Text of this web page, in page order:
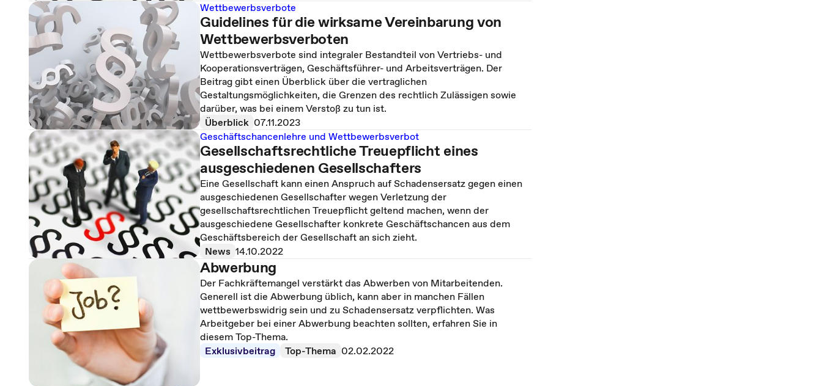
Wettbewerbsverbote
Guidelines für die wirksame Vereinbarung von
Wettbewerbsverboten
Wettbewerbsverbote sind integraler Bestandteil von Vertriebs- und
Kooperationsverträgen, Geschäftsführer- und Arbeitsverträgen. Der
Beitrag gibt einen Überblick über die vertraglichen
Gestaltungsmöglichkeiten, die Grenzen des rechtlich Zulässigen sowie
darüber, was bei einem Verstoß zu tun ist.
Überblick 07.11.2023
Geschäftschancenlehre und Wettbewerbsverbot
Gesellschaftsrechtliche Treuepflicht eines
ausgeschiedenen Gesellschafters
Eine Gesellschaft kann einen Anspruch auf Schadensersatz gegen einen
ausgeschiedenen Gesellschafter wegen Verletzung der
gesellschaftsrechtlichen Treuepflicht geltend machen, wenn der
ausgeschiedene Gesellschafter konkrete Geschäftschancen aus dem
Geschäftsbereich der Gesellschaft an sich zieht.
News 14.10.2022
Abwerbung
Der Fachkräftemangel verstärkt das Abwerben von Mitarbeitenden.
Generell ist die Abwerbung üblich, kann aber in manchen Fällen
wettbewerbswidrig sein und zu Schadensersatz verpflichten. Was
Arbeitgeber bei einer Abwerbung beachten sollten, erfahren Sie in
diesem Top-Thema.
Exklusivbeitrag
Top-Thema 02.02.2022